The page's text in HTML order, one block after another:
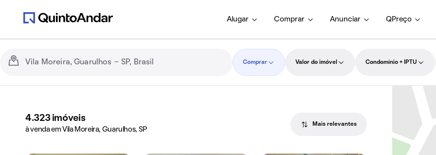
Alugar Comprar Anunciar QPreço
Comprar Valor do imóvel Condomínio + IPTU
4.323 imóveis
à venda em Vila Moreira, Guarulhos, SP
Mais relevantes